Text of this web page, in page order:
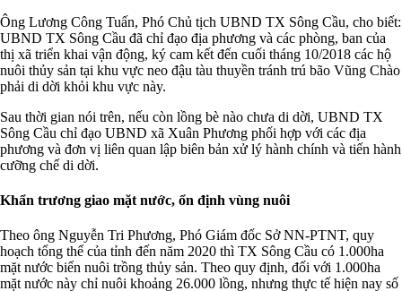
Ông Lương Công Tuấn, Phó Chủ tịch UBND TX Sông Cầu, cho biết:
UBND TX Sông Cầu đã chỉ đạo địa phương và các phòng, ban của
thị xã triển khai vận động, ký cam kết đến cuối tháng 10/2018 các hộ
nuôi thủy sản tại khu vực neo đậu tàu thuyền tránh trú bão Vũng Chào
phải di dời khỏi khu vực này.
Sau thời gian nói trên, nếu còn lồng bè nào chưa di dời, UBND TX
Sông Cầu chỉ đạo UBND xã Xuân Phương phối hợp với các địa
phương và đơn vị liên quan lập biên bản xử lý hành chính và tiến hành
cưỡng chế di dời.
Khẩn trương giao mặt nước, ổn định vùng nuôi
Theo ông Nguyễn Tri Phương, Phó Giám đốc Sở NN-PTNT, quy
hoạch tổng thể của tỉnh đến năm 2020 thì TX Sông Cầu có 1.000ha
mặt nước biển nuôi trồng thủy sản. Theo quy định, đối với 1.000ha
mặt nước này chỉ nuôi khoảng 26.000 lồng, nhưng thực tế hiện nay số